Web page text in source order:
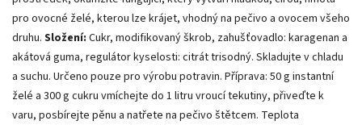
pro ovocné želé, kterou lze krájet, vhodný na pečivo a ovocem všeho
druhu. Složení: Cukr, modifikovaný škrob, zahušťovadlo: karagenan a
akátová guma, regulátor kyselosti: citrát trisodný. Skladujte v chladu
a suchu. Určeno pouze pro výrobu potravin. Příprava: 50 g instantní
želé a 300 g cukru vmíchejte do 1 litru vroucí tekutiny, přiveďte k
varu, posbírejte pěnu a natřete na pečivo štětcem. Teplota